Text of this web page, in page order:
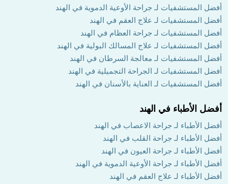
أفضل المستشفيات لـ جراحة الأوعية الدموية في الهند
أفضل المستشفيات لـ علاج العقم في الهند
أفضل المستشفيات لـ جراحة العظام في الهند
أفضل المستشفيات لـ علاج المسالك البولية في الهند
أفضل المستشفيات لـ معالجة السرطان في الهند
أفضل المستشفيات لـ الجراحة التجميلية في الهند
أفضل المستشفيات لـ العناية بالأسنان في الهند
أفضل الأطباء في الهند
أفضل الأطباء لـ جراحة الاعصاب في الهند
أفضل الأطباء لـ جراحة القلب في الهند
أفضل الأطباء لـ جراحة العيون في الهند
أفضل الأطباء لـ جراحة الأوعية الدموية في الهند
أفضل الأطباء لـ علاج العقم في الهند